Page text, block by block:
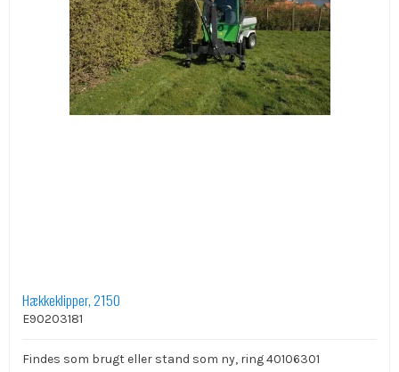
Hækkeklipper, 2150
E90203181
Findes som brugt eller stand som ny, ring 40106301